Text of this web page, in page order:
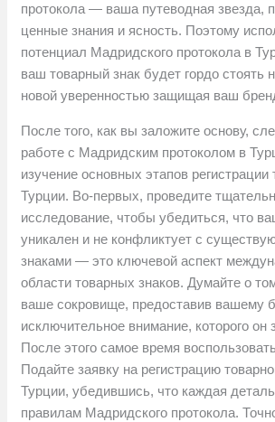
протокола — ваша путеводная звезда,
ценные знания и ясность. Поэтому
потенциал Мадридского протокола в
ваш товарный знак будет гордо стоять
новой уверенностью защищая ваш
После того, как вы заложите основу,
работе с Мадридским протоколом в
изучение основных этапов регистрации
Турции. Во-первых, проведите
исследование, чтобы убедиться, что
уникален и не конфликтует с
знаками — это ключевой аспект
области товарных знаков. Думайте о
ваше сокровище, предоставив вашему
исключительное внимание, которого он
После этого самое время
Подайте заявку на регистрацию
Турции, убедившись, что каждая деталь
правилам Мадридского протокола.